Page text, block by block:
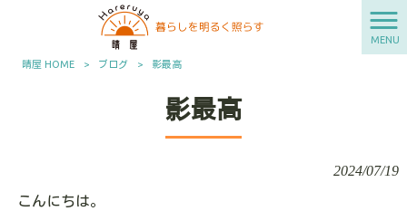
MENU
晴屋 HOME > ブログ > 影最高
影最高
2024/07/19
こんにちは。